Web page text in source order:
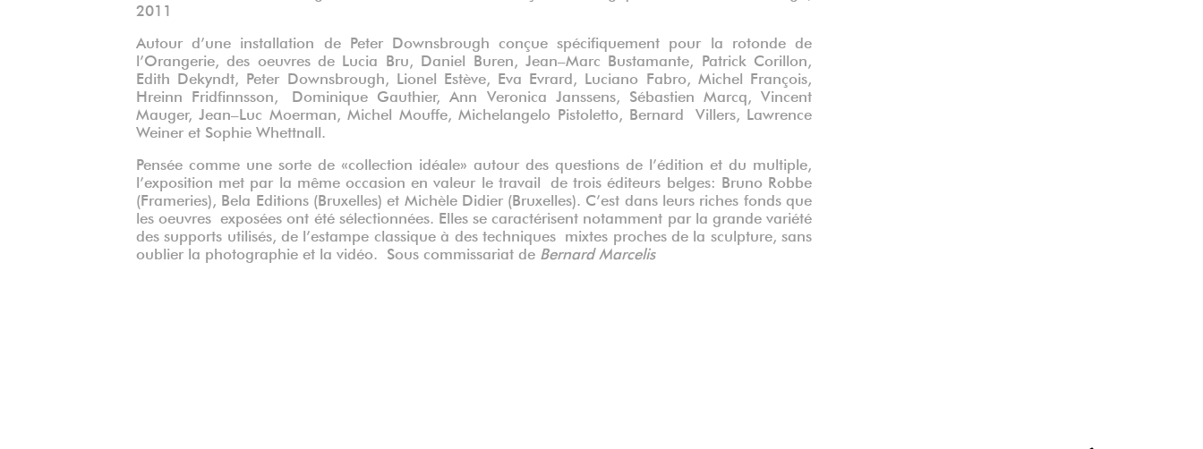
2011
Autour d’une installation de Peter Downsbrough conçue spécifiquement pour la rotonde de
l’Orangerie, des oeuvres de Lucia Bru, Daniel Buren, Jean–Marc Bustamante, Patrick Corillon,
Edith Dekyndt, Peter Downsbrough, Lionel Estève, Eva Evrard, Luciano Fabro, Michel François,
Hreinn Fridfinnsson, Dominique Gauthier, Ann Veronica Janssens, Sébastien Marcq, Vincent
Mauger, Jean–Luc Moerman, Michel Mouffe, Michelangelo Pistoletto, Bernard Villers, Lawrence
Weiner et Sophie Whettnall.
Pensée comme une sorte de «collection idéale» autour des questions de l’édition et du multiple,
l’exposition met par la même occasion en valeur le travail de trois éditeurs belges: Bruno Robbe
(Frameries), Bela Editions (Bruxelles) et Michèle Didier (Bruxelles). C’est dans leurs riches fonds que
les oeuvres exposées ont été sélectionnées. Elles se caractérisent notamment par la grande variété
des supports utilisés, de l’estampe classique à des techniques mixtes proches de la sculpture, sans
oublier la photographie et la vidéo. Sous commissariat de Bernard Marcelis